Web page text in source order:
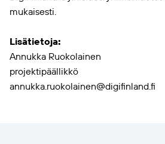
mukaisesti.
Lisätietoja:
Annukka Ruokolainen
projektipäällikkö
annukka.ruokolainen@digifinland.fi